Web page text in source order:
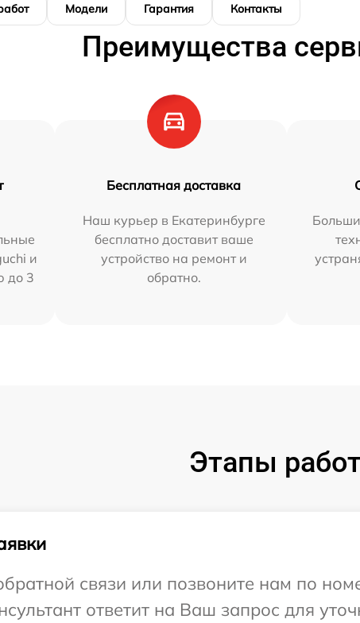
Модели Гарантия Контакты
Преимущества
и
до 3
Бесплатная доставка
Наш курьер в Екатеринбурге
бесплатно доставит ваше
устройство на ремонт и
обратно.
Этапы
связи или позвоните нам по
ответит на Ваш запрос для